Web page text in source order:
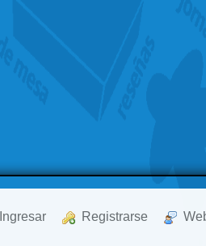
Ingresar Registrarse